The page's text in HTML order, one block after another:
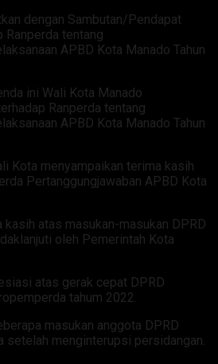
dengan Sambutan/Pendapat
Ranperda tentang
APBD Kota Manado Tahun
ini Wali Kota Manado
Ranperda tentang
APBD Kota Manado Tahun
Kota menyampaikan terima kasih
Pertanggungjawaban APBD Kota
kasih atas masukan-masukan DPRD
oleh Pemerintah Kota
atas gerak cepat DPRD
tahum 2022.
masukan anggota DPRD
setelah menginterupsi persidangan.